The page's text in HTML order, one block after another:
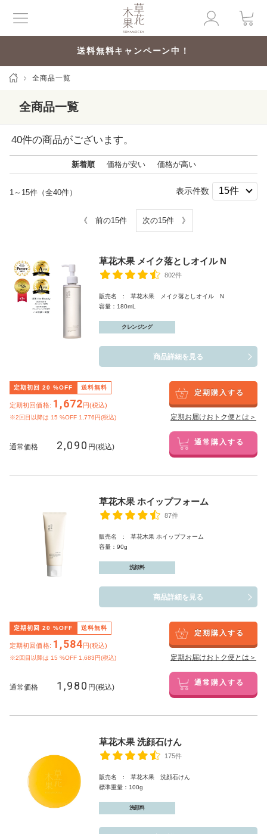
送料無料キャンペーン中！
全商品一覧
全商品一覧
40件の商品がございます。
新着順 価格が安い 価格が高い
1～15件（全40件） 表示件数
《 前の15件 次の15件 》
草花木果 メイク落としオイル N
802件
販売名 : 草花木果 メイク落としオイル N
容量：180mL
クレンジング
商品詳細を見る
定期初回 20 %OFF 送料無料
定期初回価格: 1,672円(税込)
※2回目以降は 15 %OFF 1,776円(税込)
定期購入する
定期お届けおトク便とは＞
通常価格 2,090 円(税込) 通常購入する
草花木果 ホイップフォーム
87件
販売名 : 草花木果 ホイップフォーム
容量：90g
洗顔料
商品詳細を見る
定期初回 20 %OFF 送料無料
定期初回価格: 1,584円(税込)
※2回目以降は 15 %OFF 1,683円(税込)
定期購入する
定期お届けおトク便とは＞
通常価格 1,980 円(税込) 通常購入する
草花木果 洗顔石けん
175件
販売名 : 草花木果 洗顔石けん
標準重量：100g
洗顔料